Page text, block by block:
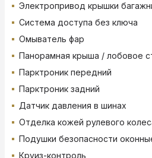
Электропривод крышки
Система доступа без ключа
Омыватель фар
Панорамная крыша / лобовое
Парктроник передний
Парктроник задний
Датчик давления в шинах
Отделка кожей рулевого
Подушки безопасности
Круиз-контроль